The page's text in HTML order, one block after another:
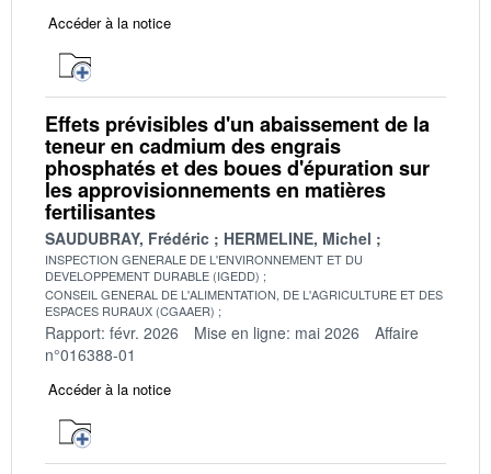
Accéder à la notice
Effets prévisibles d'un abaissement de la
teneur en cadmium des engrais
phosphatés et des boues d'épuration sur
les approvisionnements en matières
fertilisantes
SAUDUBRAY, Frédéric HERMELINE, Michel
INSPECTION GENERALE DE L'ENVIRONNEMENT ET DU
DEVELOPPEMENT DURABLE (IGEDD)
CONSEIL GENERAL DE L'ALIMENTATION, DE L'AGRICULTURE ET DES
ESPACES RURAUX (CGAAER)
Rapport: févr. 2026 Mise en ligne: mai 2026
Affaire
n°016388-01
Accéder à la notice